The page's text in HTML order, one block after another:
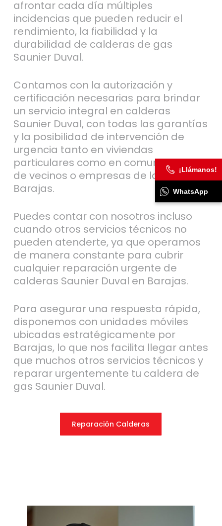
afrontar cada día múltiples
incidencias que pueden reducir el
rendimiento, la fiabilidad y la
durabilidad de calderas de gas
Saunier Duval.
Contamos con la autorización y
certificación necesarias para brindar
un servicio integral en calderas
Saunier Duval, con todas las garantías
y la posibilidad de intervención de
urgencia tanto en viviendas
particulares como en comunidades
de vecinos o empresas de la zona de
Barajas.
Puedes contar con nosotros incluso
cuando otros servicios técnicos no
pueden atenderte, ya que operamos
de manera constante para cubrir
cualquier reparación urgente de
calderas Saunier Duval en Barajas.
Para asegurar una respuesta rápida,
disponemos con unidades móviles
ubicadas estratégicamente por
Barajas, lo que nos facilita llegar antes
que muchos otros servicios técnicos y
reparar urgentemente tu caldera de
gas Saunier Duval.
Reparación Calderas
¡Llámanos!
WhatsApp